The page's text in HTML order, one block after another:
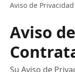
Aviso de
Aviso
Su Aviso de